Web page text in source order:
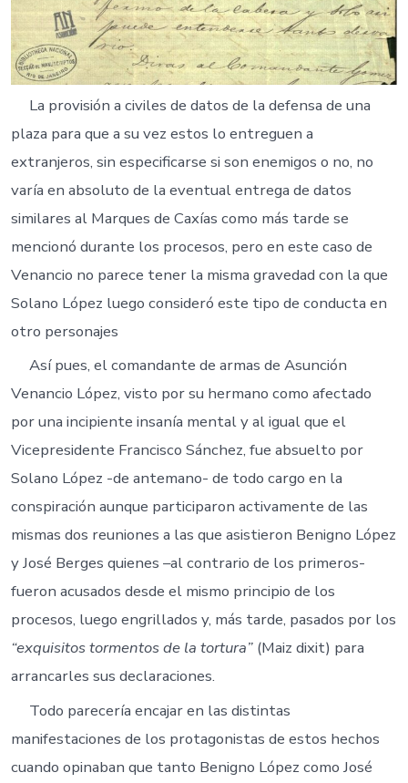
La provisión a civiles de datos de la defensa de una
plaza para que a su vez estos lo entreguen a
extranjeros, sin especificarse si son enemigos o no, no
varía en absoluto de la eventual entrega de datos
similares al Marques de Caxías como más tarde se
mencionó durante los procesos, pero en este caso de
Venancio no parece tener la misma gravedad con la que
Solano López luego consideró este tipo de conducta en
otro personajes
Así pues, el comandante de armas de Asunción
Venancio López, visto por su hermano como afectado
por una incipiente insanía mental y al igual que el
Vicepresidente Francisco Sánchez, fue absuelto por
Solano López -de antemano- de todo cargo en la
conspiración aunque participaron activamente de las
mismas dos reuniones a las que asistieron Benigno López
y José Berges quienes –al contrario de los primeros-
fueron acusados desde el mismo principio de los
procesos, luego engrillados y, más tarde, pasados por los
“exquisitos tormentos de la tortura”(Maiz dixit) para
arrancarles sus declaraciones.
Todo parecería encajar en las distintas
manifestaciones de los protagonistas de estos hechos
cuando opinaban que tanto Benigno López como José